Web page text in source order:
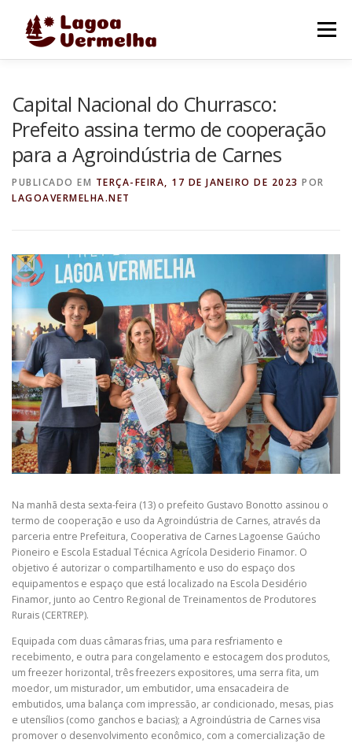
Menu
FALE CONOSCO
Capital Nacional do Churrasco:
Prefeito assina termo de cooperação
para a Agroindústria de Carnes
PUBLICADO EM TERÇA-FEIRA, 17 DE JANEIRO DE 2023 POR
LAGOAVERMELHA.NET
Na manhã desta sexta-feira (13) o prefeito Gustavo Bonotto assinou o
termo de cooperação e uso da Agroindústria de Carnes, através da
parceria entre Prefeitura, Cooperativa de Carnes Lagoense Gaúcho
Pioneiro e Escola Estadual Técnica Agrícola Desiderio Finamor. O
objetivo é autorizar o compartilhamento e uso do espaço dos
equipamentos e espaço que está localizado na Escola Desidério
Finamor, junto ao Centro Regional de Treinamentos de Produtores
Rurais (CERTREP).
Equipada com duas câmaras frias, uma para resfriamento e
recebimento, e outra para congelamento e estocagem dos produtos,
um freezer horizontal, três freezers expositores, uma serra fita, um
moedor, um misturador, um embutidor, uma ensacadeira de
embutidos, uma balança com impressão, ar condicionado, mesas, pias
e utensílios (como ganchos e bacias); a Agroindústria de Carnes visa
promover o desenvolvimento econômico, com a comercialização de